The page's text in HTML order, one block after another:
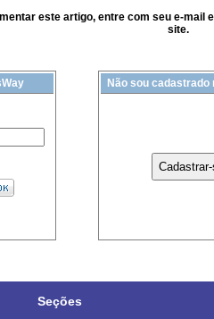
este artigo, entre com seu e-mail
site.
Não sou cadastrado
Seções